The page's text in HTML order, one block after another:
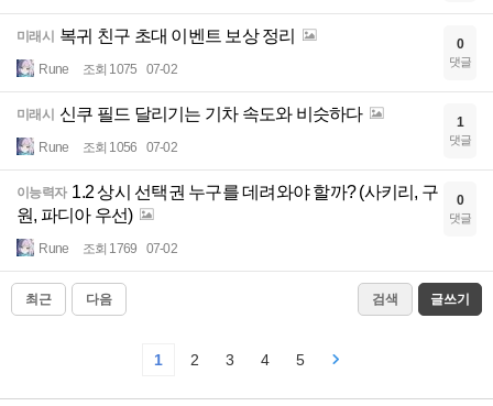
미래시 복귀 친구 초대 이벤트 보상 정리
Rune 조회 1075 07-02
0
댓글
미래시 신쿠 필드 달리기는 기차 속도와 비슷하다
Rune 조회 1056 07-02
1
댓글
이능력자 1.2 상시 선택권 누구를 데려와야 할까? (사키리, 구
원, 파디아 우선)
Rune 조회 1769 07-02
0
댓글
최근 다음 검색 글쓰기
1 2 3 4 5